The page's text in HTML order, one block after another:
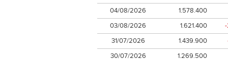
04/08/2026
1.578.400
03/08/2026
1.621.400
31/07/2026
1.439.900
30/07/2026
1.269.500